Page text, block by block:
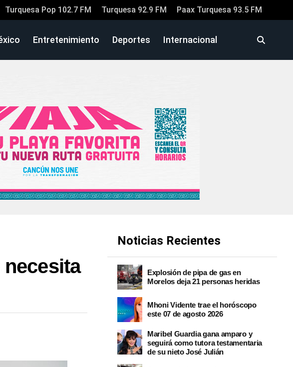
Turquesa Pop 102.7 FM Turquesa 92.9 FM Paax Turquesa 93.5 FM
Entretenimiento Deportes Internacional
Noticias Recientes
Explosión de pipa de gas en
Morelos deja 21 personas heridas
Mhoni Vidente trae el horóscopo
este 07 de agosto 2026
Maribel Guardia gana amparo y
seguirá como tutora testamentaria
de su nieto José Julián